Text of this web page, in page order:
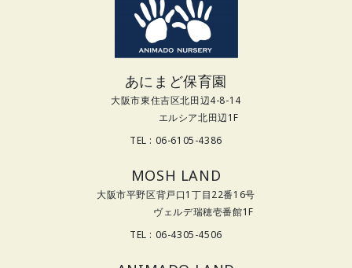
あにまど保育園
大阪市東住吉区北田辺4-8-14
エルシア北田辺1F
TEL : 06-6105-4386
MOSH LAND
大阪市平野区背戸口1丁目22番16号
ヴェルデ瑞穂壱番館1F
TEL : 06-4305-4506